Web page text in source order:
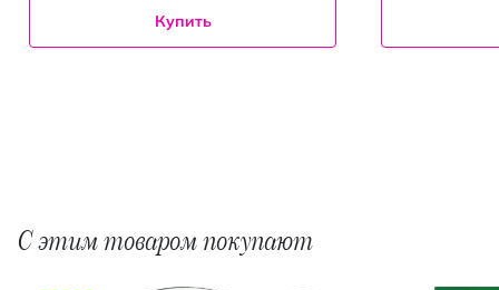
Купить
С этим товаром покупают